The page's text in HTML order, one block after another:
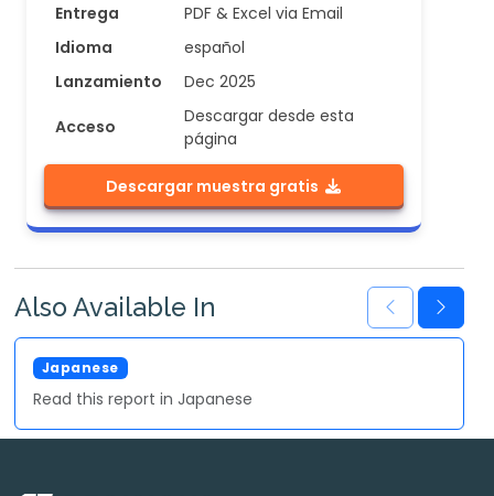
Entrega
PDF & Excel via Email
Idioma
español
Lanzamiento
Dec 2025
Acceso
Descargar desde esta
página
Descargar muestra gratis
Also Available In
Japanese
Read this report in Japanese